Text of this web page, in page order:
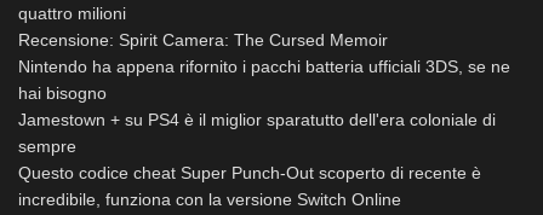
quattro milioni
Recensione: Spirit Camera: The Cursed Memoir
Nintendo ha appena rifornito i pacchi batteria ufficiali 3DS, se ne
hai bisogno
Jamestown + su PS4 è il miglior sparatutto dell'era coloniale di
sempre
Questo codice cheat Super Punch-Out scoperto di recente è
incredibile, funziona con la versione Switch Online